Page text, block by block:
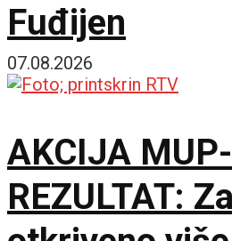
Fuđijen
07.08.2026
AKCIJA
REZULTAT: